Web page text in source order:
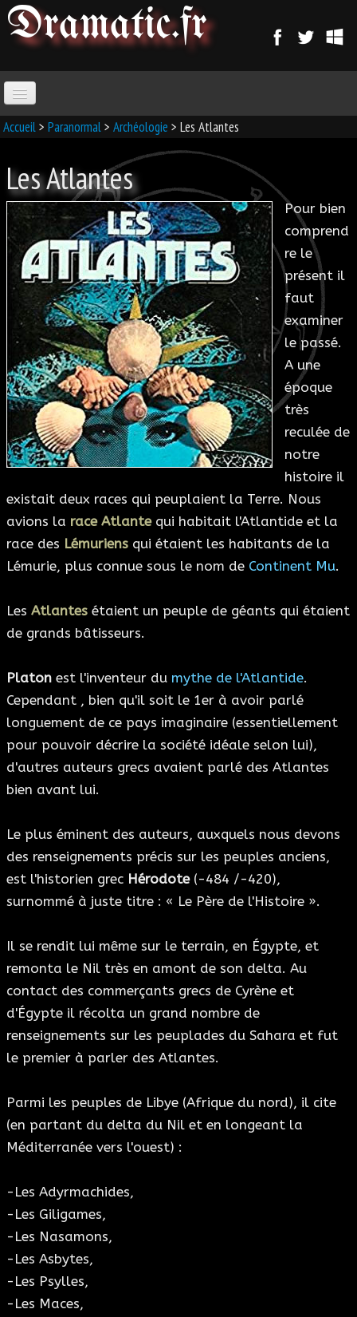
Dramatic.fr
ACCUEIL
PARANORMAL
MAGIE
SORCELLERIE
MAGIE D'AMOUR
MAGIE ARABE
ESOTÉRISME
SECTES
BLOG
A PROPOS
Accueil> Paranormal> Archéologie > Les Atlantes
Les Atlantes
Pour bien
comprend
re le
présent il
faut
examiner
le passé.
A une
époque
très
reculée de
notre
histoire il
existait deux races qui peuplaient la Terre. Nous
avions la race Atlantequi habitait l'Atlantide et la
race des Lémuriens qui étaient les habitants de la
Lémurie, plus connue sous le nom de Continent Mu.
Les Atlantes étaient un peuple de géants qui étaient
de grands bâtisseurs.
Platon est l'inventeur du mythe de l'Atlantide.
Cependant , bien qu'il soit le 1er à avoir parlé
longuement de ce pays imaginaire (essentiellement
pour pouvoir décrire la société idéale selon lui),
d'autres auteurs grecs avaient parlé des Atlantes
bien avant lui.
Le plus éminent des auteurs, auxquels nous devons
des renseignements précis sur les peuples anciens,
est l'historien grec Hérodote(-484 /-420),
surnommé à juste titre : « Le Père de l'Histoire ».
Il se rendit lui même sur le terrain, en Égypte, et
remonta le Nil très en amont de son delta. Au
contact des commerçants grecs de Cyrène et
d'Égypte il récolta un grand nombre de
renseignements sur les peuplades du Sahara et fut
le premier à parler des Atlantes.
Parmi les peuples de Libye (Afrique du nord), il cite
(en partant du delta du Nil et en longeant la
Méditerranée vers l'ouest) :
-Les Adyrmachides,
-Les Giligames,
-Les Nasamons,
-Les Asbytes,
-Les Psylles,
-Les Maces,